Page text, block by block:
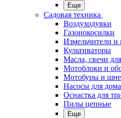
Еще
Садовая техника
Воздуходувки
Газонокосилки
Измельчители и
Культиваторы
Масла, свечи
Мотоблоки и
Мотобуры и
Насосы для
Оснастка для
Пилы цепные
Еще